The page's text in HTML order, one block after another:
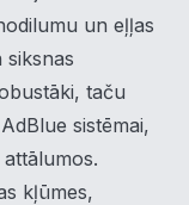
un eļļas
taču
sistēmai,
kļūmes,
Vienmēr aktīvs